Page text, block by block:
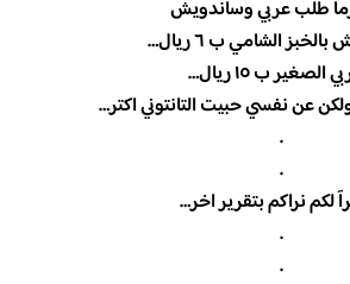
طلب عربي وساندويش
الشامي ب ٦ ريال…
الصغير ب ١٥ ريال…
عن نفسي حبيت التانتوني اكتر…
.
.
لكم نراكم بتقرير اخر…
.
.